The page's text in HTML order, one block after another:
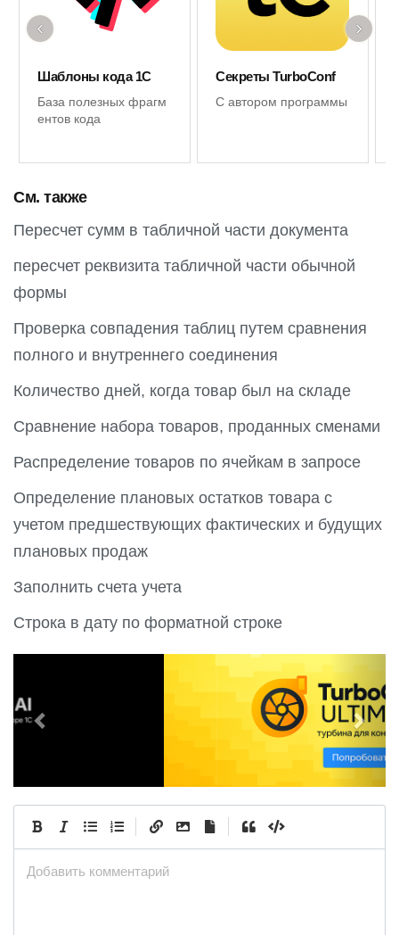
Шаблоны кода 1С
База полезных фрагм
ентов кода
Секреты TurboConf
С автором программы
‹ ›
См. также
Пересчет сумм в табличной части документа
пересчет реквизита табличной части обычной
формы
Проверка совпадения таблиц путем сравнения
полного и внутреннего соединения
Количество дней, когда товар был на складе
Сравнение набора товаров, проданных сменами
Распределение товаров по ячейкам в запросе
Определение плановых остатков товара с
учетом предшествующих фактических и будущих
плановых продаж
Заполнить счета учета
Строка в дату по форматной строке
e
o
e
x
t
Добавить комментарий